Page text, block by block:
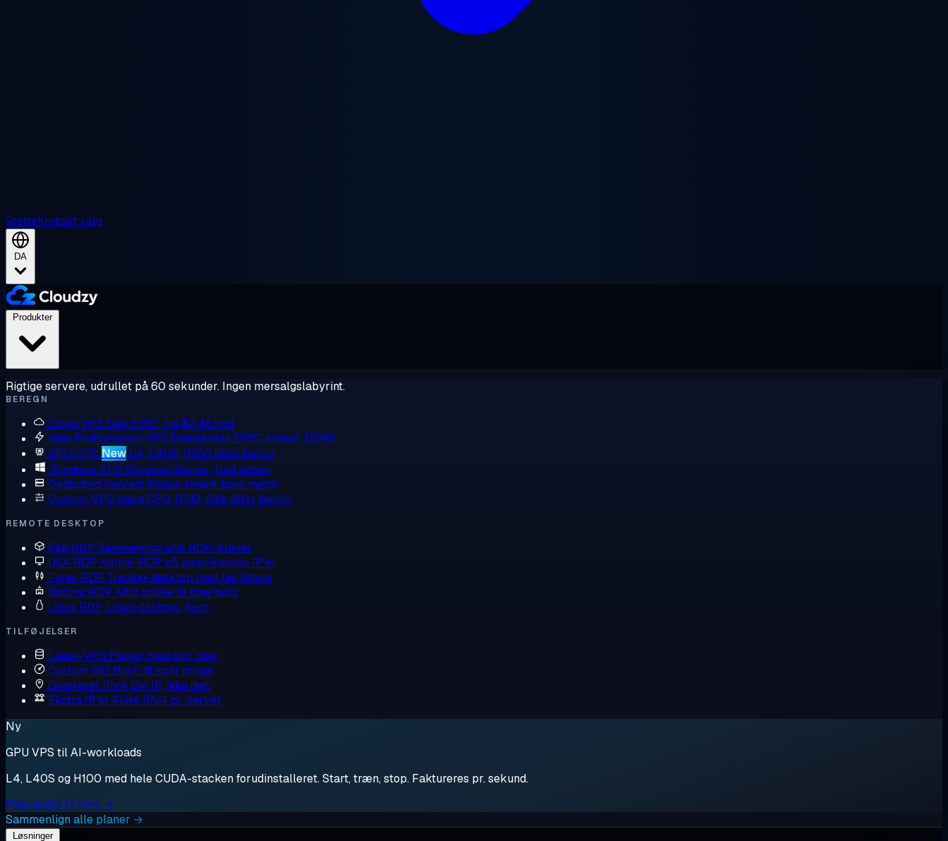
StøtteKontakt salg
DA
Produkter
Rigtige servere, udrullet på 60 sekunder. Ingen mersalgslabyrint.
BEREGN
Cloud VPS Delt EPYC, fra $2,48/md
High Performance VPS Dedikerede EPYC-kerner, DDR5
GPU-VPS New L4, L40S, H100 efter behov
Windows VPS Windows Server, fuld admin
Dedicated Servers Single-tenant bare metal
Custom VPS Vælg CPU, RAM, disk efter behov
REMOTE DESKTOP
Køb RDP Sammenlign alle RDP-planer
USA RDP Admin-RDP på amerikanske IP'er
Forex RDP Trading-desktop med lav latens
Botting RDP Altid online til dine bots
Linux RDP Linux-desktop, fjern
TILFØJELSER
Lager-VPS Planer med stor disk
Custom ISO Boot dit eget image
Dedikeret IPv4 Din IP, ikke delt
Ekstra IP'er Flere IPv4 pr. server
Ny
GPU VPS til AI-workloads
L4, L40S og H100 med hele CUDA-stacken forudinstalleret. Start, træn, stop. Faktureres pr. sekund.
Prøv gratis i 1 time →
Sammenlign alle planer →
Løsninger